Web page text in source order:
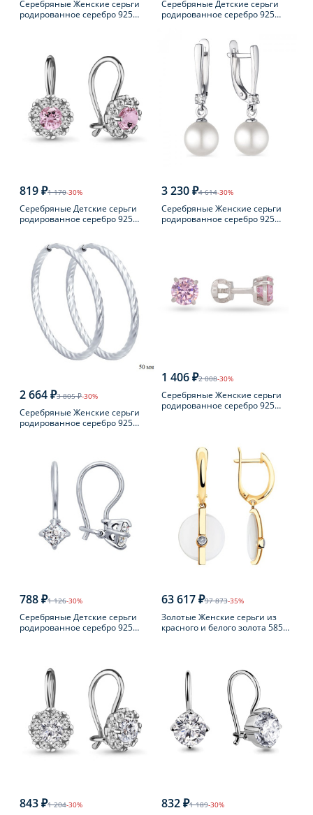
Серебряные Женские серьги
родированное серебро 925
Серебряные Детские серьги
родированное серебро 925
819 ₽1 170-30%
Серебряные Детские серьги
родированное серебро 925
3 230 ₽4 614-30%
Серебряные Женские серьги
родированное серебро 925
2 664 ₽3 805 ₽-30%
Серебряные Женские серьги
родированное серебро 925
1 406 ₽2 008-30%
Серебряные Женские серьги
родированное серебро 925
788 ₽1 126-30%
Серебряные Детские серьги
родированное серебро 925
63 617 ₽97 873-35%
Золотые Женские серьги из
красного и белого золота 585
843 ₽1 204-30% 832 ₽1 189-30%